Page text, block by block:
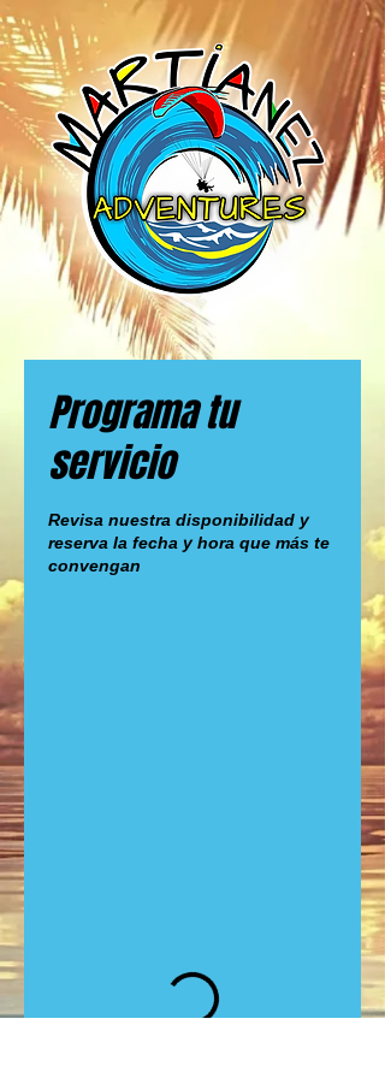
Programa tu
servicio
Revisa nuestra disponibilidad y
reserva la fecha y hora que más te
convengan